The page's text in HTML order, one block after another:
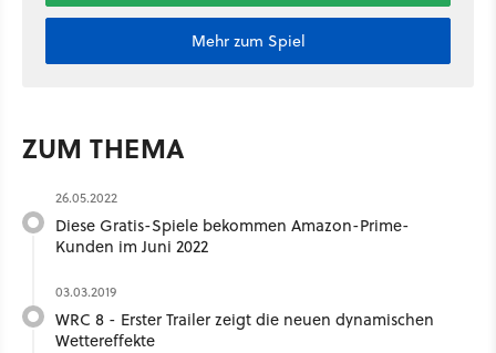
Mehr zum Spiel
ZUM THEMA
26.05.2022
Diese Gratis-Spiele bekommen Amazon-Prime-
Kunden im Juni 2022
03.03.2019
WRC 8 - Erster Trailer zeigt die neuen dynamischen
Wettereffekte